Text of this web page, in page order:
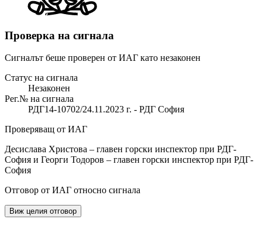
Проверка на сигнала
Сигналът беше проверен от ИАГ като незаконен
Статус на сигнала
Незаконен
Рег.№ на сигнала
РДГ14-10702/24.11.2023 г. - РДГ София
Проверяващ от ИАГ
Десислава Христова – главен горски инспектор при РДГ-
София и Георги Тодоров – главен горски инспектор при РДГ-
София
Отговор от ИАГ относно сигнала
Виж целия отговор